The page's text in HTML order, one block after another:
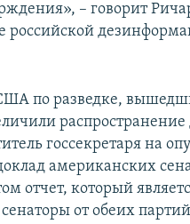
– говорит
российской
по разведке,
госсекретаря на
американских
отчет, который
от обеих